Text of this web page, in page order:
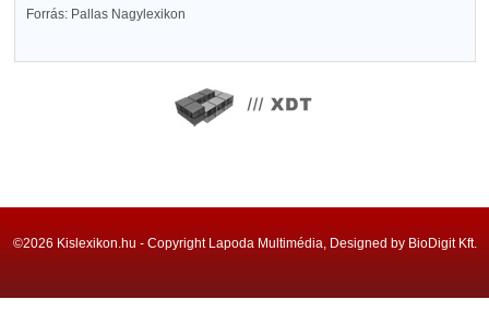
Forrás: Pallas Nagylexikon
©2026 Kislexikon.hu - Copyright Lapoda Multimédia, Designed by BioDigit Kft.